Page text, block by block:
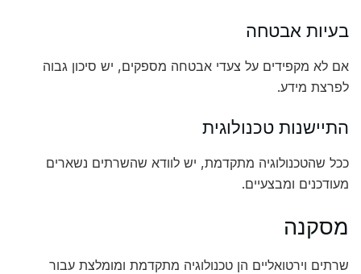
בעיות אבטחה
אם לא מקפידים על צעדי אבטחה מספקים, יש סיכון גבוה
לפרצת מידע.
התיישנות טכנולוגית
ככל שהטכנולוגיה מתקדמת, יש לוודא שהשרתים נשארים
מעודכנים ומבצעיים.
מסקנה
שרתים וירטואליים הן טכנולוגיה מתקדמת ומומלצת עבור